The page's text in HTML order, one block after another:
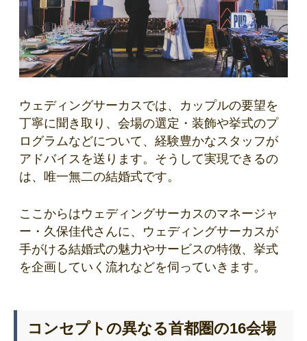
ウェディングサーカスでは、カップルの要望を
丁寧に聞き取り、会場の選定・装飾や挙式のプ
ログラムなどについて、経験豊かなスタッフが
アドバイスを送ります。そうして実現できるの
は、唯一無二の結婚式です。
ここからはウェディングサーカスのマネージャ
ー・久保佳代さんに、ウェディングサーカスが
手がける結婚式の魅力やサービスの特徴、挙式
を企画していく流れなどを伺っていきます。
コンセプトの異なる首都圏の16会場